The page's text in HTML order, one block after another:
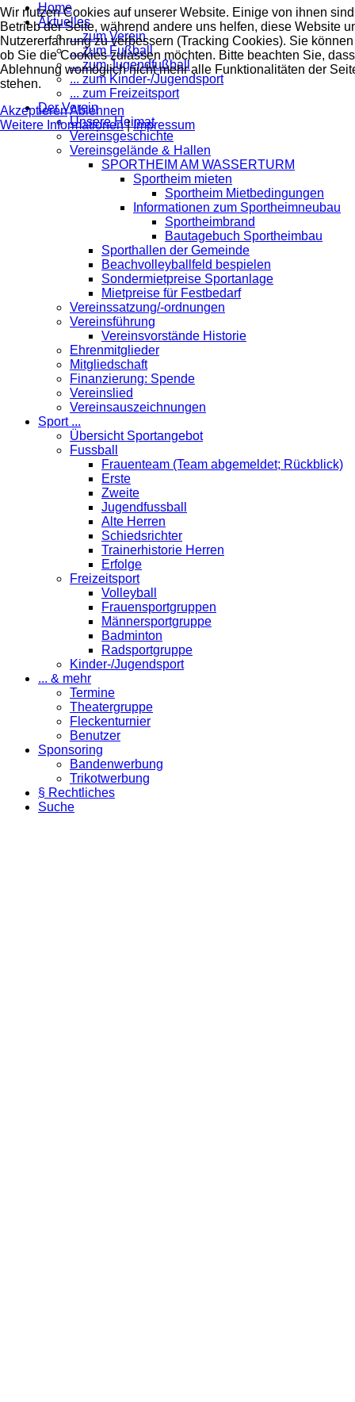
Home
Aktuelles
... zum Verein
... zum Fußball
... zum Jugendfußball
... zum Kinder-/Jugendsport
... zum Freizeitsport
Der Verein
Unsere Heimat
Vereinsgeschichte
Vereinsgelände & Hallen
SPORTHEIM AM WASSERTURM
Sportheim mieten
Sportheim Mietbedingungen
Informationen zum Sportheimneubau
Sportheimbrand
Bautagebuch Sportheimbau
Sporthallen der Gemeinde
Beachvolleyballfeld bespielen
Sondermietpreise Sportanlage
Mietpreise für Festbedarf
Vereinssatzung/-ordnungen
Vereinsführung
Vereinsvorstände Historie
Ehrenmitglieder
Mitgliedschaft
Finanzierung: Spende
Vereinslied
Vereinsauszeichnungen
Sport ...
Übersicht Sportangebot
Fussball
Frauenteam (Team abgemeldet; Rückblick)
Erste
Zweite
Jugendfussball
Alte Herren
Schiedsrichter
Trainerhistorie Herren
Erfolge
Freizeitsport
Volleyball
Frauensportgruppen
Männersportgruppe
Badminton
Radsportgruppe
Kinder-/Jugendsport
... & mehr
Termine
Theatergruppe
Fleckenturnier
Benutzer
Sponsoring
Bandenwerbung
Trikotwerbung
§ Rechtliches
Suche
Wir nutzen Cookies auf unserer Website. Einige von ihnen
Betrieb der Seite, während andere uns helfen, diese Website
Nutzererfahrung zu verbessern (Tracking Cookies). Sie
ob Sie die Cookies zulassen möchten. Bitte beachten Sie,
Ablehnung womöglich nicht mehr alle Funktionalitäten der
stehen.
AkzeptierenAblehnen
Weitere Informationen|Impressum